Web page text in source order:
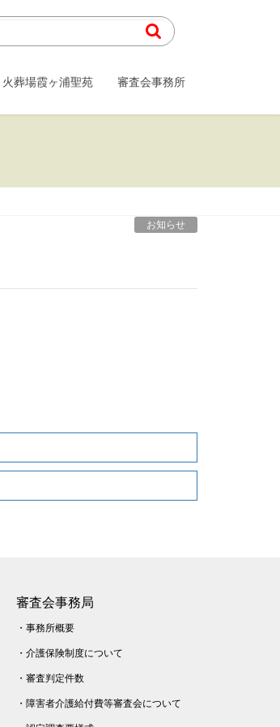
火葬場霞ヶ浦聖苑 審査会事務所
お知らせ
審査会事務局
・ 事務所概要
・ 介護保険制度について
・ 審査判定件数
・ 障害者介護給付費等審査会について